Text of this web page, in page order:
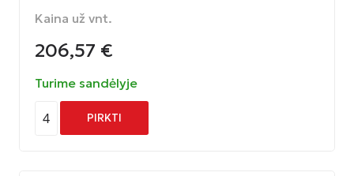
Kaina už vnt.
206,57 €
Turime sandėlyje
4 PIRKTI